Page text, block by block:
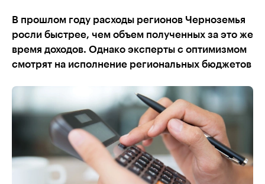
В прошлом году расходы регионов Черноземья
росли быстрее, чем объем полученных за это же
время доходов. Однако эксперты с оптимизмом
смотрят на исполнение региональных бюджетов